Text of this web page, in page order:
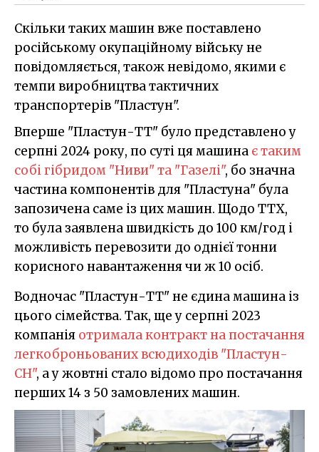
Скільки таких машин вже поставлено
російському окупаційному війську не
повідомляється, також невідомо, якими є
темпи виробництва тактичних
транспортерів "Пластун".
Вперше "Пластун-ТТ" було представлено у
серпні 2024 року, по суті ця машина є таким
собі гібридом "Ниви" та "Газелі", бо значна
частина компонентів для "Пластуна" була
запозичена саме із цих машин. Щодо ТТХ,
то була заявлена швидкість до 100 км/год і
можливість перевозити до однієї тонни
корисного навантаження чи ж 10 осіб.
Водночас "Пластун-ТТ" не єдина машина із
цього сімейства. Так, ще у серпні 2023
компанія отримала контракт на постачання
легкоброньованих всюдиходів "Пластун-
СН", а у жовтні стало відомо про постачання
перших 14 з 50 замовлених машин.